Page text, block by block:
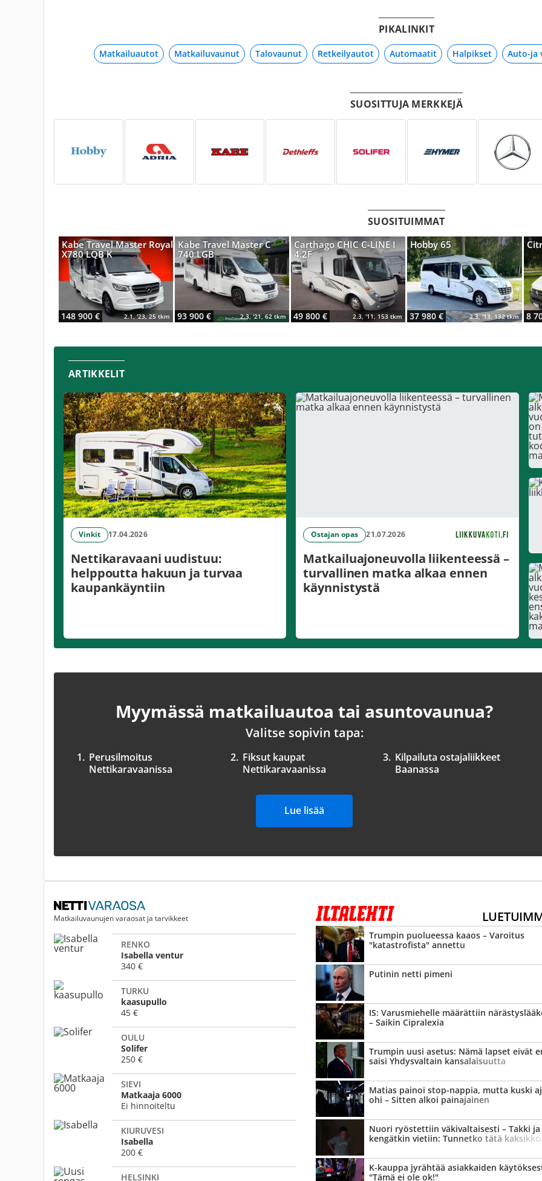
PIKALINKIT
Matkailuautot Matkailuvaunut Talovaunut Retkeilyautot Automaatit Halpikset Auto-ja
SUOSITTUJA MERKKEJÄ
SUOSITUIMMAT
Kabe Travel Master Royal
X780 LQB K
148 900 € 2.1, '23, 25 tkm
Kabe Travel Master C
740 LGB
93 900 € 2.3, '21, 62 tkm
Carthago CHIC C-LINE I
4.2F
49 800 € 2.3, '11, 153 tkm
Hobby 65
37 980 € 2.3, '13, 132 tkm 8
ARTIKKELIT
Vinkit 17.04.2026
Nettikaravaani uudistuu:
helppoutta hakuun ja turvaa
kaupankäyntiin
Ostajan opas 21.07.2026
Matkailuajoneuvolla liikenteessä –
turvallinen matka alkaa ennen
käynnistystä
Myymässä matkailuautoa tai asuntovaunua?
Valitse sopivin tapa:
1. Perusilmoitus
Nettikaravaanissa
2. Fiksut kaupat
Nettikaravaanissa
3. Kilpailuta ostajaliikkeet
Baanassa
Lue lisää
Matkailuvaunujen varaosat ja tarvikkeet
RENKO
Isabella ventur
340 €
TURKU
kaasupullo
45 €
OULU
Solifer
250 €
SIEVI
Matkaaja 6000
Ei hinnoiteltu
KIURUVESI
Isabella
200 €
HELSINKI
Trumpin puolueessa kaaos – Varoitus
"katastrofista" annettu
Putinin netti pimeni
IS: Varusmiehelle määrättiin
– Saikin Cipralexia
Trumpin uusi asetus: Nämä lapset eivät
saisi Yhdysvaltain kansalaisuutta
Matias painoi stop-nappia, mutta kuski
ohi – Sitten alkoi painajainen
Nuori ryöstettiin väki­valtaisesti – Takki ja
kengätkin vietiin: Tunnetko tätä
K-kauppa jyrähtää asiakkaiden
"Tämä ei ole ok!"